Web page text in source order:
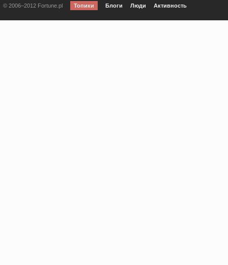
© 2006–2012 Fortune.pl Топики Блоги Люди Активность